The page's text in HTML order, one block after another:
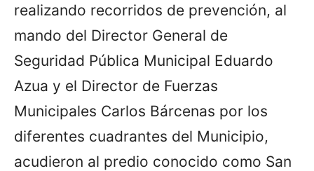
realizando recorridos de prevención, al
mando del Director General de
Seguridad Pública Municipal Eduardo
Azua y el Director de Fuerzas
Municipales Carlos Bárcenas por los
diferentes cuadrantes del Municipio,
acudieron al predio conocido como San